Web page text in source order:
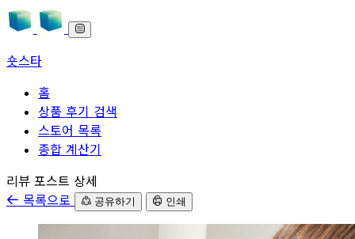
숏스타
홈
상품 후기 검색
스토어 목록
종합 계산기
본문으로 바로가기
리뷰 포스트 상세
목록으로
공유하기 인쇄